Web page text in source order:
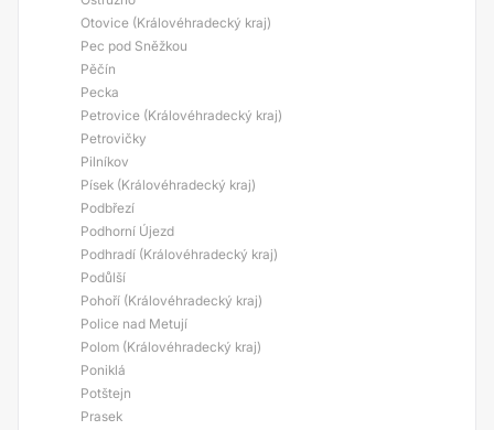
Otovice (Královéhradecký kraj)
Pec pod Sněžkou
Pěčín
Pecka
Petrovice (Královéhradecký kraj)
Petrovičky
Pilníkov
Písek (Královéhradecký kraj)
Podbřezí
Podhorní Újezd
Podhradí (Královéhradecký kraj)
Podůlší
Pohoří (Královéhradecký kraj)
Police nad Metují
Polom (Královéhradecký kraj)
Poniklá
Potštejn
Prasek